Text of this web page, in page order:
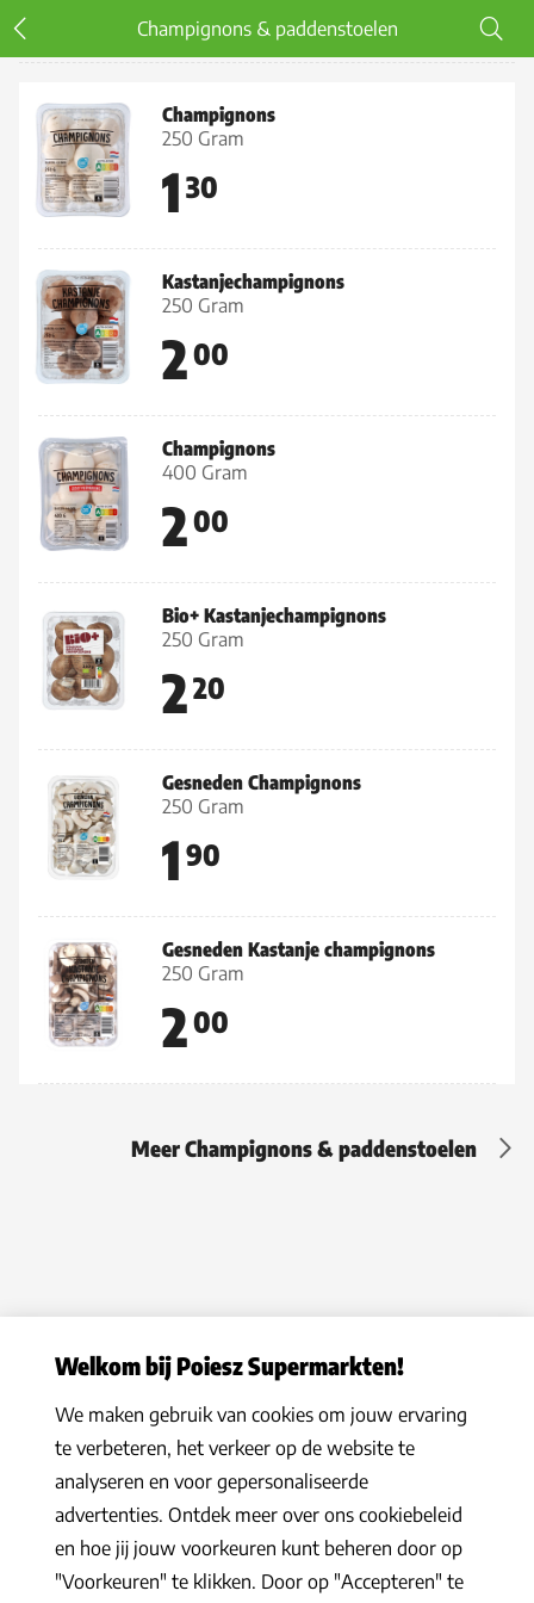
Champignons & paddenstoelen
Champignons & paddenstoelen
Champignons
250 Gram
1 30
Kastanjechampignons
250 Gram
200
Champignons
400 Gram
200
Bio+ Kastanjechampignons
250 Gram
220
Gesneden Champignons
250 Gram
1 90
Gesneden Kastanje champignons
250 Gram
200
Meer Champignons & paddenstoelen
Privacy statement|Algemene voorwaarden |Hoe werkt het |
Veelgestelde vragen|Cookies
© 2026 Poiesz Supermarkten B.V. Alle rechten voorbehouden
Welkom bij Poiesz Supermarkten!
We maken gebruik van cookies om jouw ervaring
te verbeteren, het verkeer op de website te
analyseren en voor gepersonaliseerde
advertenties. Ontdek meer over ons cookiebeleid
en hoe jij jouw voorkeuren kunt beheren door op
"Voorkeuren" te klikken. Door op "Accepteren" te